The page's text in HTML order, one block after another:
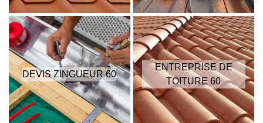
DEVIS ZINGUEUR 60
ENTREPRISE DE
TOITURE 60